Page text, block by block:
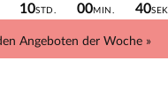
10STD. 00MIN. 40SEK.
Angeboten der Woche »